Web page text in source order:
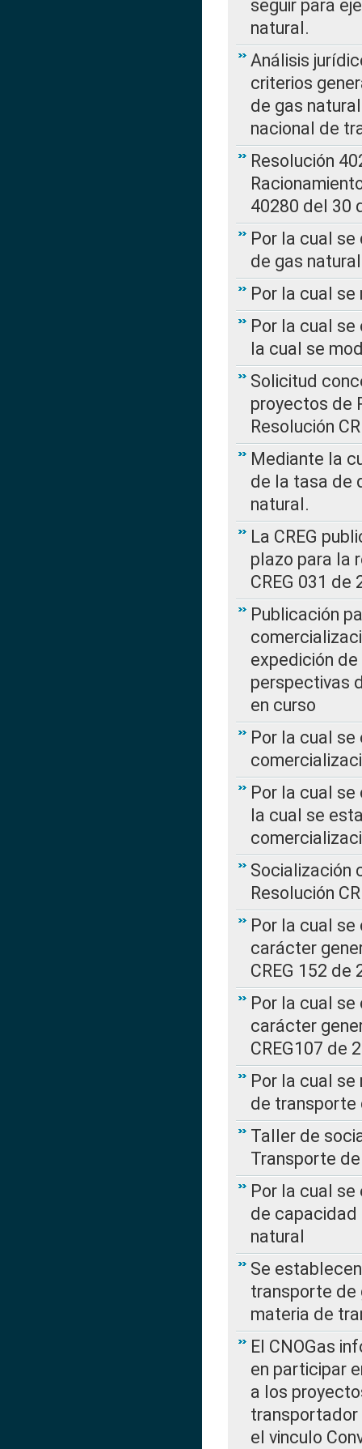
seguir para
natural.
Análisis
criterios
de gas
nacional de
Resolución
40280 del 30
Por la cual
de gas natural
Por la cual se
Por la cual se
la cual se
Solicitud
proyectos de
Resolución
Mediante la
de la tasa de
natural.
La CREG
plazo para la
CREG 031 de
Publicación
expedición de
perspectivas
en curso
Por la cual
Por la cual se
la cual se
Socialización
Resolución
Por la cual
carácter
CREG 152 de
Por la cual
carácter
CREG107 de
Por la cual
de transporte
Taller de
Transporte
Por la cual
de capacidad
natural
Se
transporte de
materia de
El CNOGas
en participar
a los
transportador
el vinculo